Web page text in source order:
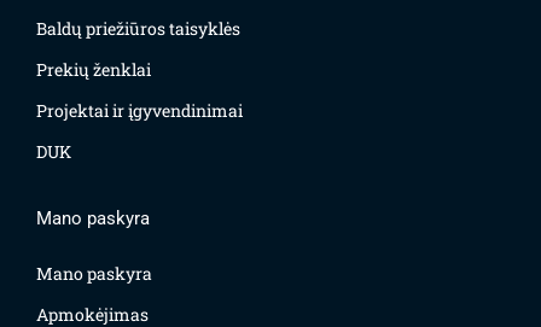
Baldų priežiūros taisyklės
Prekių ženklai
Projektai ir įgyvendinimai
DUK
Mano paskyra
Mano paskyra
Apmokėjimas